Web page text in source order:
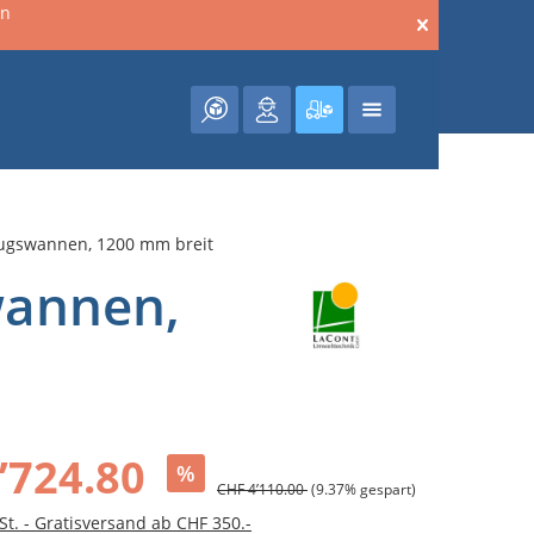
Warenkorb enthält 0
1200 mm breit
%
CHF 4’110.00(9.37% gespart)
- Gratisversand ab CHF 350.-